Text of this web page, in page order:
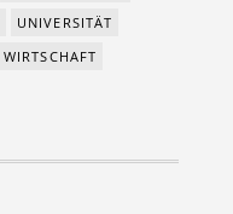
UNIVERSITÄT
WIRTSCHAFT